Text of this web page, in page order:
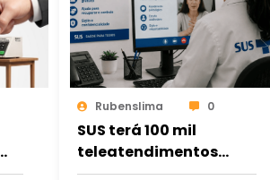
Rubenslima 0
SUS terá 100 mil
teleatendimentos
para pessoas com